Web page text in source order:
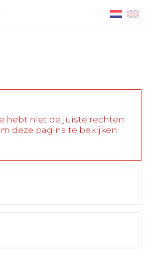
hebt niet de juiste rechten
deze pagina te bekijken